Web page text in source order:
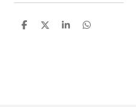
D
D
S
D